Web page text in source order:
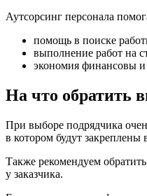
Аутсорсинг персонала
помощь в поиске
выполнение работ на
экономия финансовы и
На что обратить
При выборе подрядчика
в котором будут закреплены
Также рекомендуем
у заказчика.